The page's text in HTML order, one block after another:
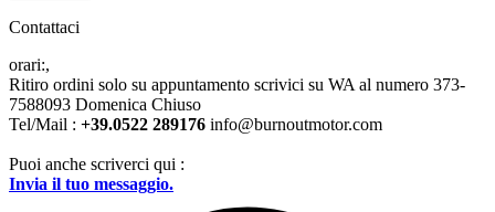
Contattaci
orari:,
Ritiro ordini solo su appuntamento scrivici su WA al numero 373-
7588093 Domenica Chiuso
Tel/Mail : +39.0522 289176 info@burnoutmotor.com
Puoi anche scriverci qui :
Invia il tuo messaggio.